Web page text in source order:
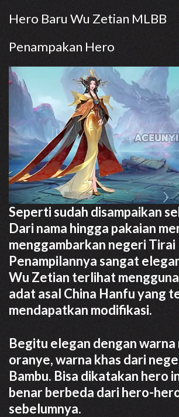
Hero Baru Wu Zetian MLBB
Penampakan Hero
Seperti sudah disampaikan
Dari nama hingga pakaian
menggambarkan negeri Tirai
Penampilannya sangat
Wu Zetian terlihat
adat asal China Hanfu yang
mendapatkan modifikasi.
Begitu elegan dengan warna
oranye, warna khas dari
Bambu. Bisa dikatakan hero
benar berbeda dari hero-
sebelumnya.